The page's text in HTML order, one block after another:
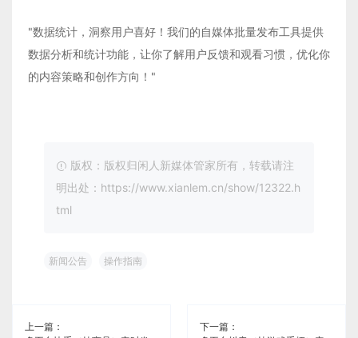
"数据统计，洞察用户喜好！我们的自媒体批量发布工具提供
数据分析和统计功能，让你了解用户反馈和观看习惯，优化你
的内容策略和创作方向！"
版权：版权归闲人新媒体管家所有，转载请注
明出处：https://www.xianlem.cn/show/12322.h
tml
新闻公告 操作指南
上一篇：
下一篇：